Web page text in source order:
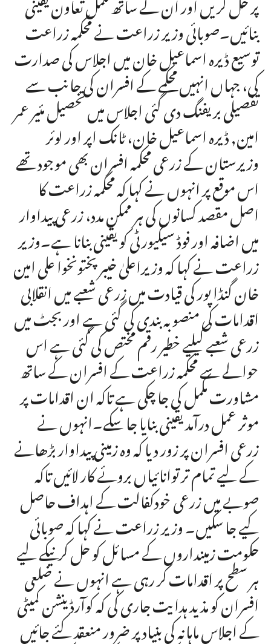
بنائیں۔صوبائی وزیر زراعت نے محکمہ زراعت
توسیع ڈیرہ اسماعیل خان میں اجلاس کی صدارت
کی، جہاں انہیں محکمے کے افسران کی جانب سے
تفصیلی بریفنگ دی گئی اجلاس میں تحصیل مئیر عمر
امین, ڈیرہ اسماعیل خان، ٹانک اپر اور لوئر
وزیرستان کے زرعی محکمہ افسران بھی موجود تھے
اس موقع پر انہوں نے کہا کہ محکمہ زراعت کا
اصل مقصد کسانوں کی ہر ممکن مدد، زرعی پیداوار
میں اضافہ اور فوڈ سیکیورٹی کو یقینی بنانا ہے۔وزیر
زراعت نے کہا کہ وزیراعلیٰ خیبر پختونخوا علی امین
خان گنڈا پور کی قیادت میں زرعی شعبے میں انقلابی
اقدامات کی منصوبہ بندی کی گئی ہے اور بجٹ میں
زرعی شعبے کیلیے خطیر رقم مختص کی گئی ہے اس
حوالے سے محکمہ زراعت کے افسران کے ساتھ
مشاورت مکمل کی جا چکی ہے تاکہ ان اقدامات پر
موثر عمل درآمد یقینی بنایا جا سکے۔انہوں نے
زرعی افسران پر زور دیا کہ وہ زمینی پیداوار بڑھانے
کے لیے تمام تر توانائیاں بروئے کار لائیں تاکہ
صوبے میں زرعی خودکفالت کے اہداف حاصل
کیے جا سکیں۔ وزیر زراعت نے کہا کہ صوبائی
حکومت زمینداروں کے مسائل کو حل کرنیکے لیے
ہر سطح پر اقدامات کر رہی ہے انہوں نے ضلعی
افسران کو مذید ہدایت جاری کی کہ کوآرڈینشن کمیٹی
کے اجلاس ماہانہ کی بنیاد پر ضرور منعقد کئے جائیں